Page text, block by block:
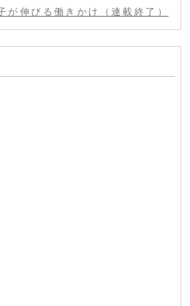
が伸びる働きかけ（連載終了）